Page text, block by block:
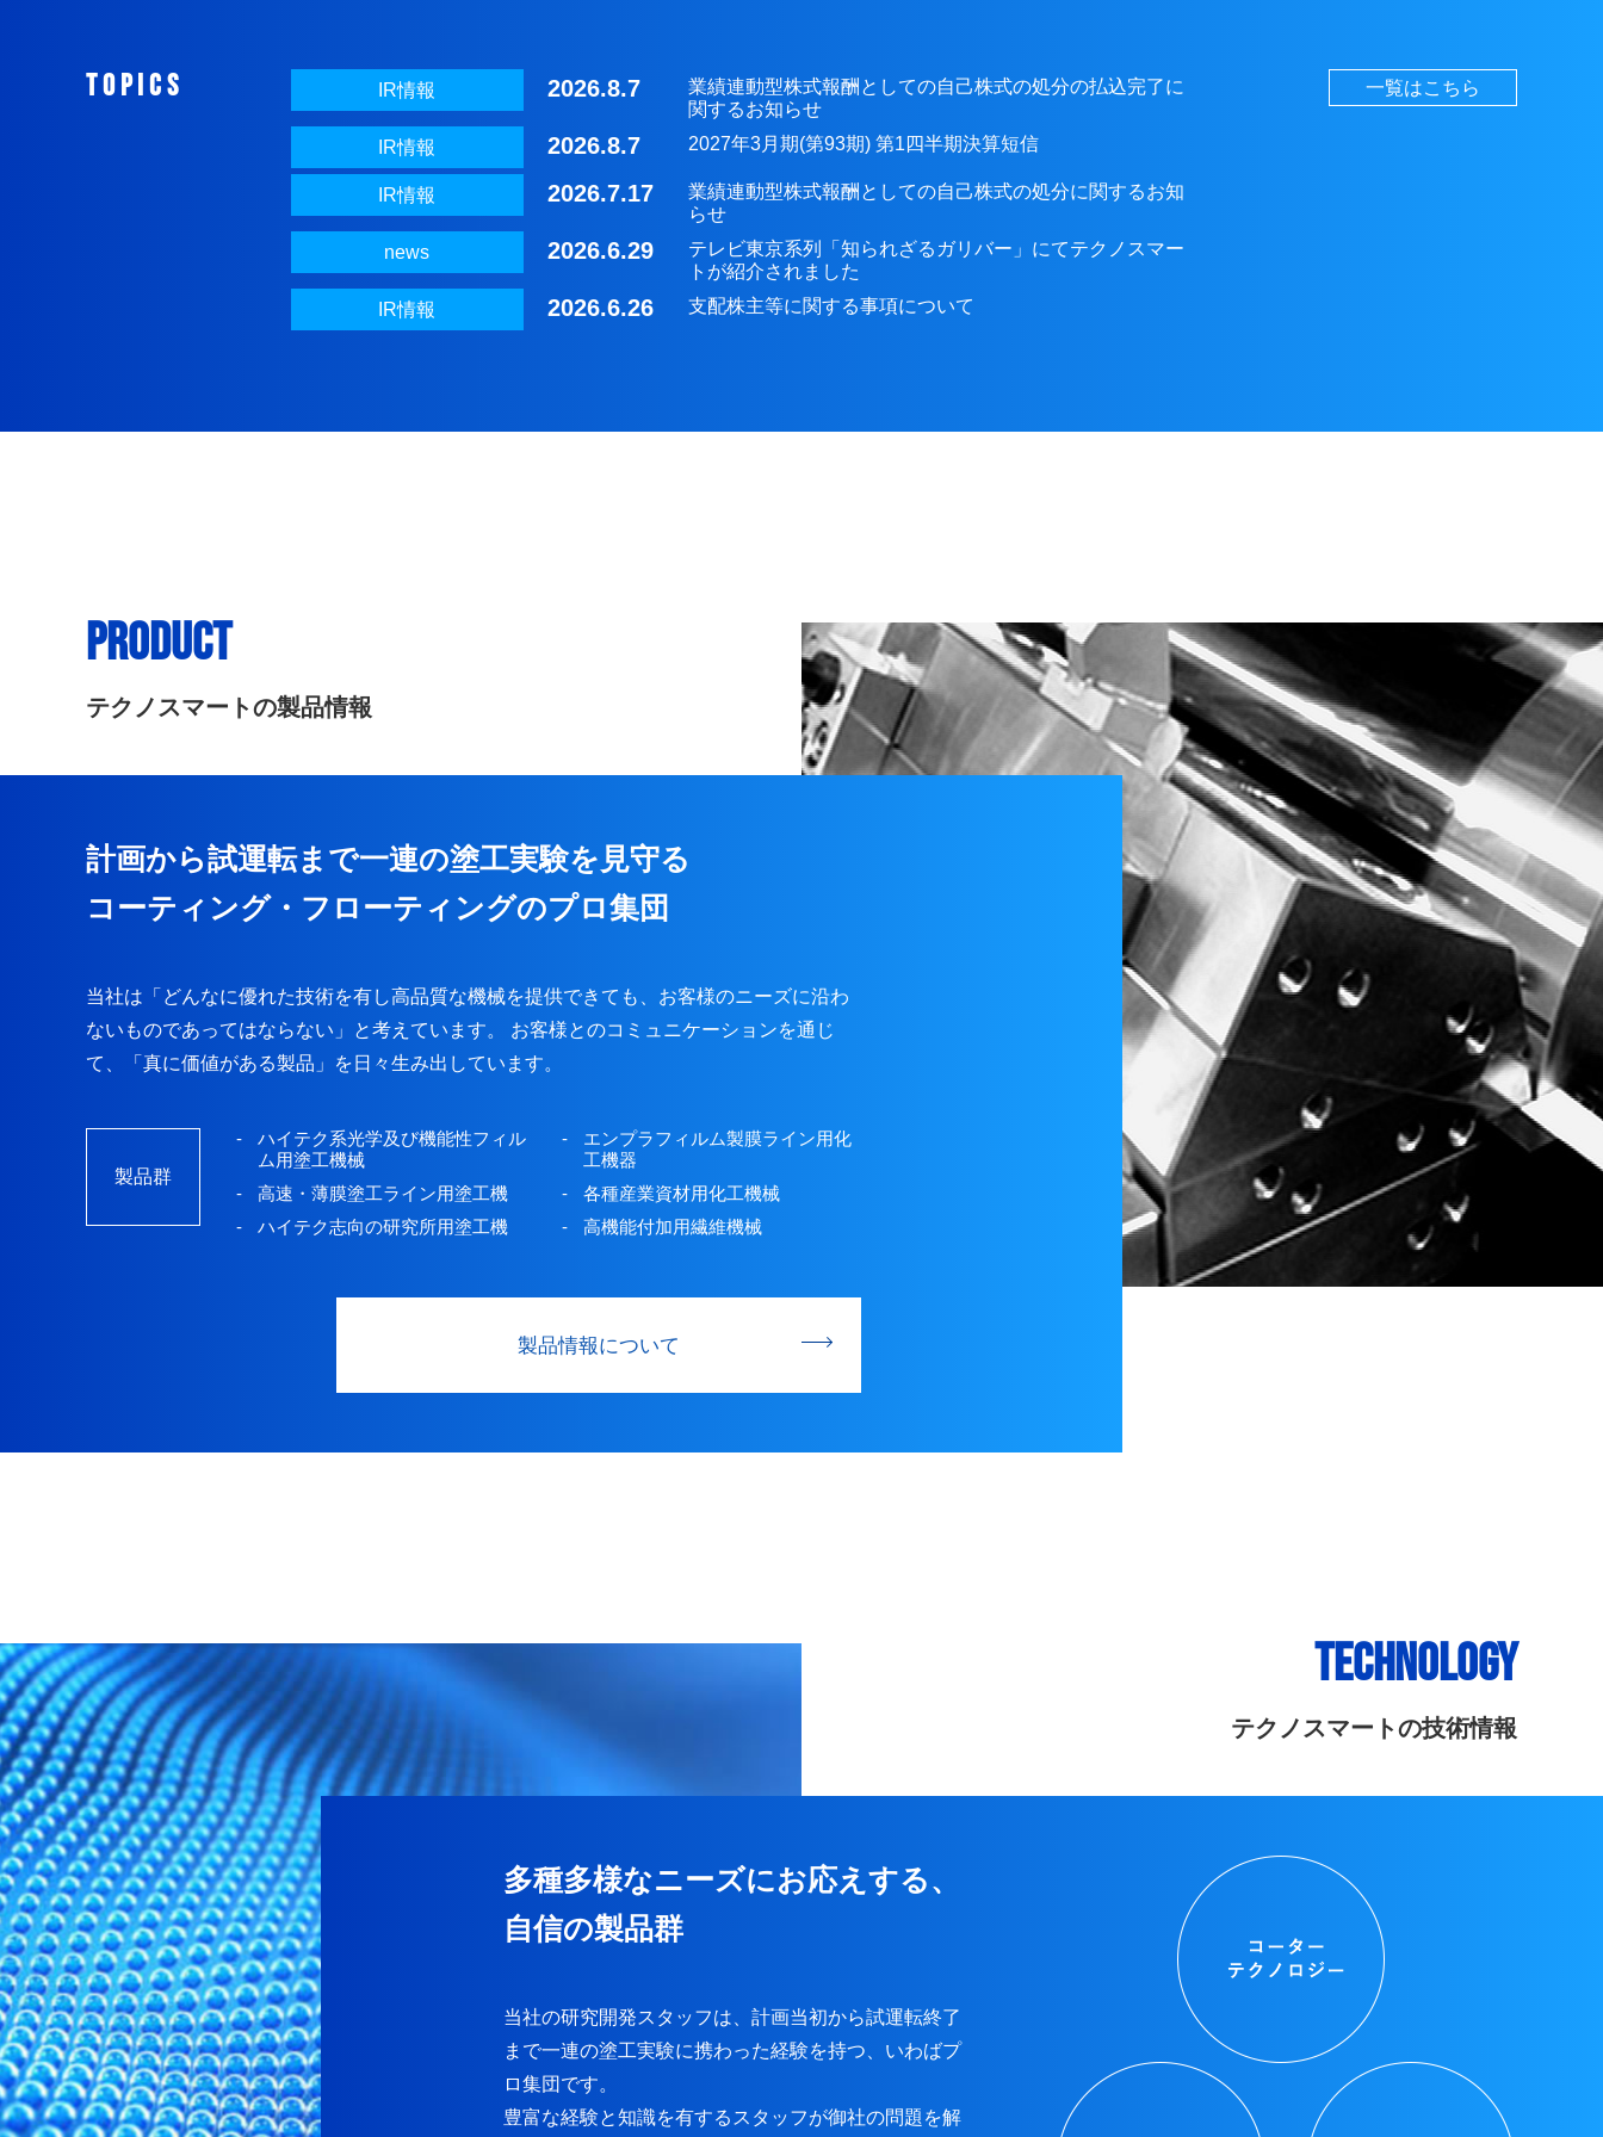
TOPICS IR情報 2026.8.7
業績連動型株式報酬としての自己株式の処分の払込完了に
関するお知らせ
IR情報
2026.8.7 2027年3月期(第93期) 第1四半期決算短信
IR情報 2026.7.17
業績連動型株式報酬としての自己株式の処分に関するお知
らせ
news
2026.6.29
テレビ東京系列「知られざるガリバー」にてテクノスマー
トが紹介されました
IR情報
2026.6.26 支配株主等に関する事項について
一覧はこちら
PRODUCT
テクノスマートの製品情報
計画から試運転まで一連の塗工実験を見守る
コーティング・フローティングのプロ集団
当社は「どんなに優れた技術を有し高品質な機械を提供できても、お客様のニーズに沿わ
ないものであってはならない」と考えています。 お客様とのコミュニケーションを通じ
て、「真に価値がある製品」を日々生み出しています。
製品群
ハイテク系光学及び機能性フィル
ム用塗工機械
エンプラフィルム製膜ライン用化
工機器
高速・薄膜塗工ライン用塗工機
各種産業資材用化工機械
ハイテク志向の研究所用塗工機
高機能付加用繊維機械
製品情報について
TECHNOLOGY
テクノスマートの技術情報
多種多様なニーズにお応えする、
自信の製品群
当社の研究開発スタッフは、計画当初から試運転終了
まで一連の塗工実験に携わった経験を持つ、いわばプ
ロ集団です。
豊富な経験と知識を有するスタッフが御社の問題を解